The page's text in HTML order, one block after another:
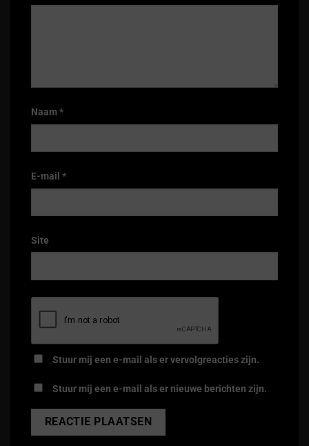
Naam*
E-mail *
Site
Stuur mij een e-mail als er vervolgreacties zijn.
Stuur mij een e-mail als er nieuwe berichten zijn.